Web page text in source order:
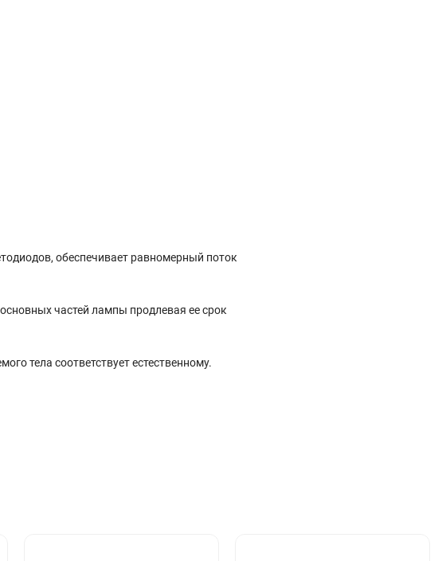
обеспечивает равномерный поток
частей лампы продлевая ее срок
тела соответствует естественному.